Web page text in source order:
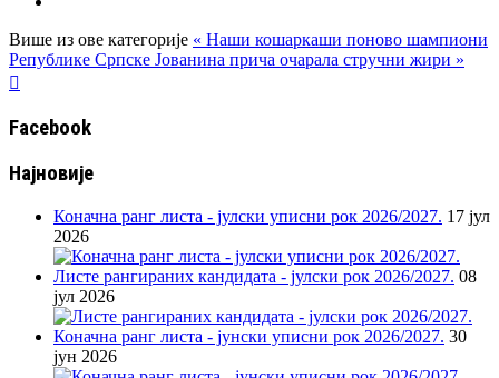
Више из ове категорије « Наши кошаркаши поново шампиони
Републике Српске Јованина прича очарала стручни жири »

Facebook
Најновије
Коначна ранг листа - јулски уписни рок 2026/2027. 17 јул
2026
Листе рангираних кандидата - јулски рок 2026/2027. 08
јул 2026
Коначна ранг листа - јунски уписни рок 2026/2027. 30
јун 2026